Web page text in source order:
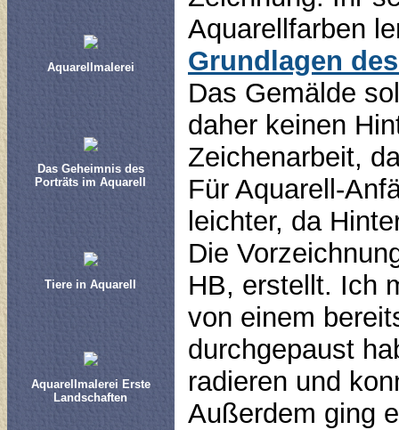
Aquarellmalerei
Das Geheimnis des
Porträts im Aquarell
Tiere in Aquarell
Aquarellmalerei Erste
Landschaften
Aquarellfarben
Grundlagen
Das Gemälde
daher keinen
Zeichenarbeit,
Für Aquarell-
leichter, da
Die
HB, erstellt. Ich
von einem
durchgepaust
radieren und
Außerdem ging